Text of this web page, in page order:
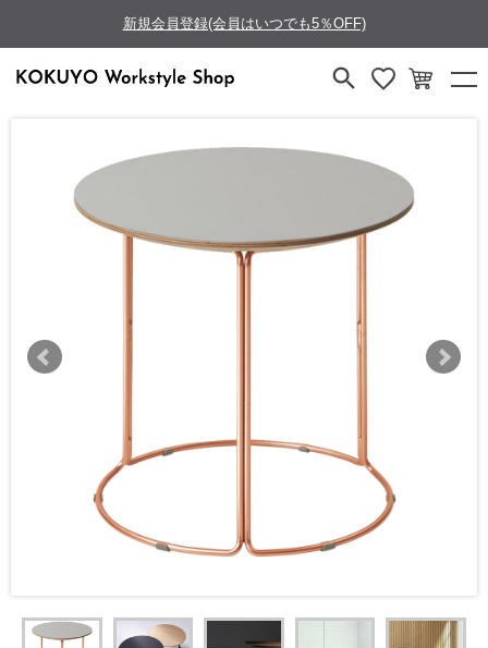
新規会員登録(会員はいつでも5％OFF)